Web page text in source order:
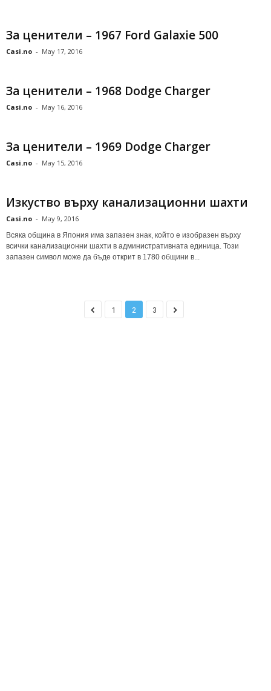
За ценители – 1967 Ford Galaxie 500
Casi.no - May 17, 2016
За ценители – 1968 Dodge Charger
Casi.no - May 16, 2016
За ценители – 1969 Dodge Charger
Casi.no - May 15, 2016
Изкуство върху канализационни шахти
Casi.no - May 9, 2016
Всяка община в Япония има запазен знак, който е изобразен върху
всички канализационни шахти в административната единица. Този
запазен символ може да бъде открит в 1780 общини в...
1 2 3